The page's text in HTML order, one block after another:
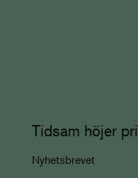
Tidsam höjer
Nyhetsbrevet